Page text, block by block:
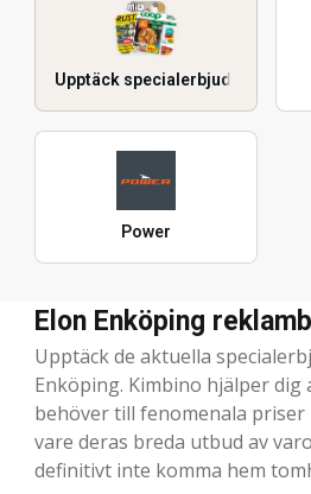
Upptäck specialerbjudanden
Power
Elon Enköping
Upptäck de aktuella
Enköping. Kimbino hjälper
behöver till fenomenala priser
vare deras breda utbud av
definitivt inte komma hem